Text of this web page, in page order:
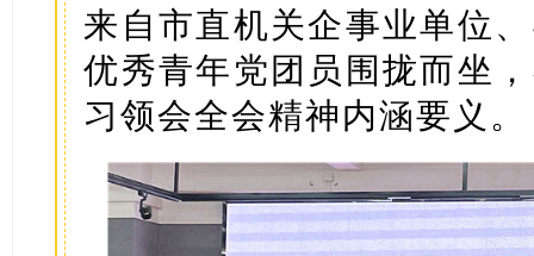
来自市直机关企事业单位
优秀青年党团员围拢而坐
习领会全会精神内涵要义。